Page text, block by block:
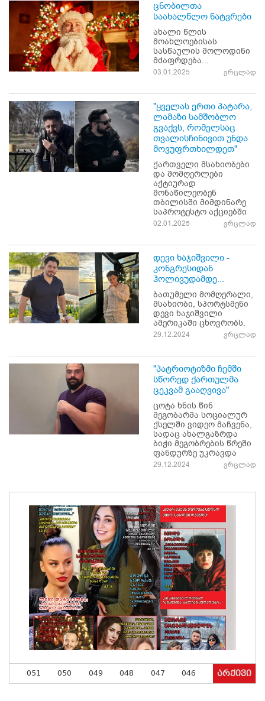
ცნობილთა
საახალწლო ნატვრები
ახალი წლის
მოახლოებისას
სასწაულის მოლოდინი
მძაფრდება...
03.01.2025 ვრცლად
"ყველას ერთი პატარა,
ლამაზი სამშობლო
გვაქვს, რომელსაც
თვალისჩინივით უნდა
მოვუფრთხილდეთ"
ქართველი მსახიობები
და მომღერლები
აქტიურად
მონაწილეობენ
თბილისში მიმდინარე
საპროტესტო აქციებში
02.01.2025 ვრცლად
დევი ხაჯიშვილი -
კონგრესიდან
ჰოლივუდამდე...
ბათუმელი მომღერალი,
მსახიობი, სპორტსმენი
დევი ხაჯიშვილი
ამერიკაში ცხოვრობს.
29.12.2024 ვრცლად
"პატრიოტიზმი ჩემში
სწორედ ქართულმა
ცეკვამ გააღვივა"
ცოტა ხნის წინ
მეგობარმა სოციალურ
ქსელში ვიდეო მაჩვენა,
სადაც ახალგაზრდა
ბიჭი მეგობრების წრეში
ფანდურზე უკრავდა
29.12.2024 ვრცლად
051 050 049 048 047 046 არქივი